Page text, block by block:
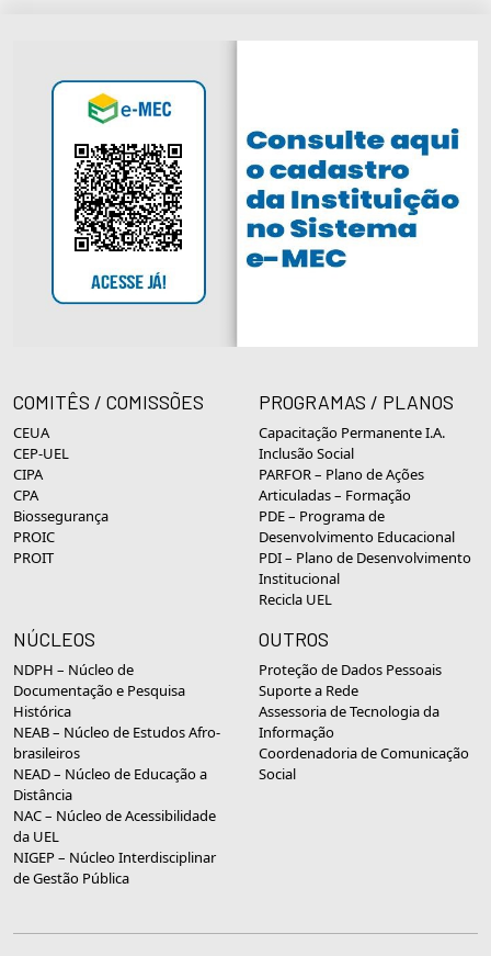
COMITÊS / COMISSÕES
CEUA
CEP-UEL
CIPA
CPA
Biossegurança
PROIC
PROIT
PROGRAMAS / PLANOS
Capacitação Permanente I.A.
Inclusão Social
PARFOR – Plano de Ações
Articuladas – Formação
PDE – Programa de
Desenvolvimento Educacional
PDI – Plano de Desenvolvimento
Institucional
Recicla UEL
NÚCLEOS
NDPH – Núcleo de
Documentação e Pesquisa
Histórica
NEAB – Núcleo de Estudos Afro-
brasileiros
NEAD – Núcleo de Educação a
Distância
NAC – Núcleo de Acessibilidade
da UEL
NIGEP – Núcleo Interdisciplinar
de Gestão Pública
OUTROS
Proteção de Dados Pessoais
Suporte a Rede
Assessoria de Tecnologia da
Informação
Coordenadoria de Comunicação
Social